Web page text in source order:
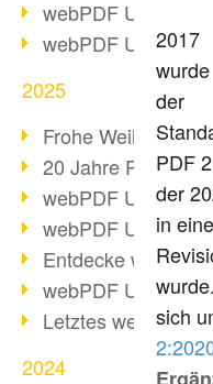
webPDF Update
webPDF Update
2025
Frohe
20 Jahre PDF/A
webPDF Update
webPDF Update
Entdecke webPDF
webPDF Update
Letztes webPDF 8
2024
2017
wurde
der
PDF
der
in
sich